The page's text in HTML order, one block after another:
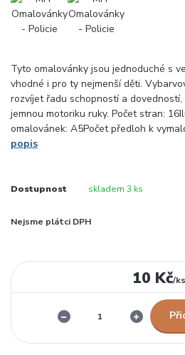
Tyto omalovánky jsou jednoduché s
vhodné i pro ty nejmenší děti.
rozvíjet řadu schopností a
jemnou motoriku ruky. Počet stran:
omalovánek: A5Počet předloh k
popis
Dostupnost skladem 3 ks
Nejsme plátci DPH
10 Kč/ks